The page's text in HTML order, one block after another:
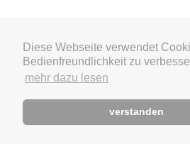
Diese Webseite verwendet
Bedienfreundlichkeit zu
mehr dazu lesen
verstanden